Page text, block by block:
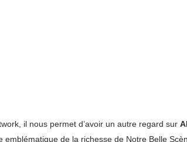
il nous permet d’avoir un autre regard sur
emblématique de la richesse de Notre Belle